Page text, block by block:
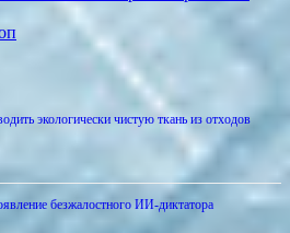
экологически чистую ткань из отходов
безжалостного ИИ-диктатора